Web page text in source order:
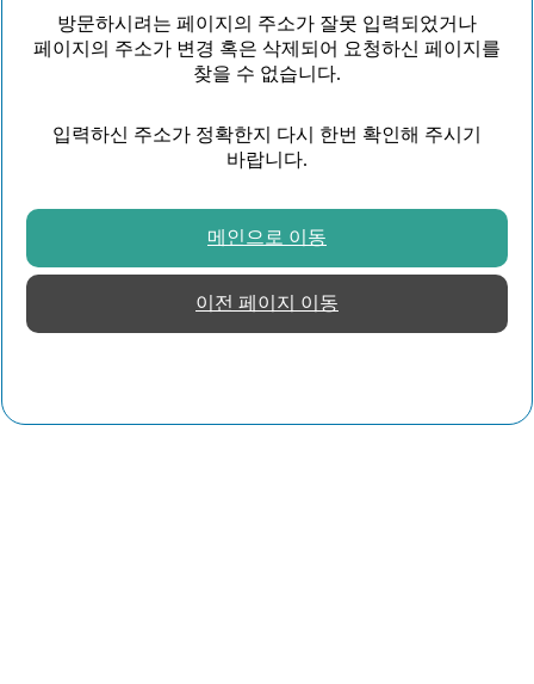
방문하시려는 페이지의 주소가 잘못 입력되었거나
페이지의 주소가 변경 혹은 삭제되어 요청하신 페이지를
찾을 수 없습니다.
입력하신 주소가 정확한지 다시 한번 확인해 주시기
바랍니다.
메인으로 이동
이전 페이지 이동